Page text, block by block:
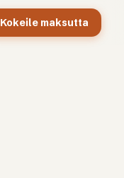
Kokeile maksutta